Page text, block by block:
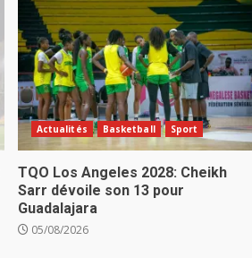
Actualités Basketball Sport
TQO Los Angeles 2028: Cheikh
Sarr dévoile son 13 pour
Guadalajara
05/08/2026